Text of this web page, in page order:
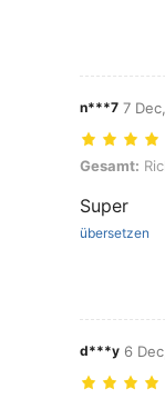
n***7 7
Gesamt:
Gesamt:
Super
übersetzen
d***y 6